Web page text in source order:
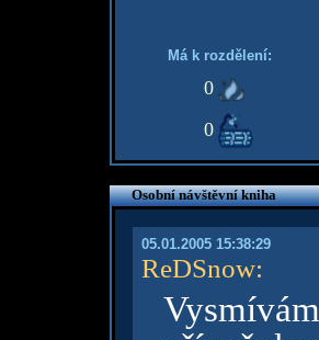
Má k rozdělení:
0
0
Osobní návštěvní kniha
05.01.2005 15:38:29
ReDSnow: